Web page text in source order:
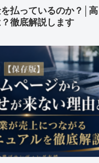
払っているのか？│
徹底解説します